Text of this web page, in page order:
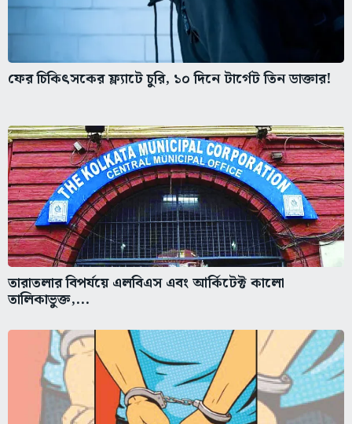
ফের চিকিৎসকের ফ্ল্যাটে চুরি, ১০ দিনে টার্গেট তিন ডাক্তার!
তারাতলার বিপর্যয়ে এলবিএস এবং আর্কিটেক্ট কালো
তালিকাভুক্ত,...